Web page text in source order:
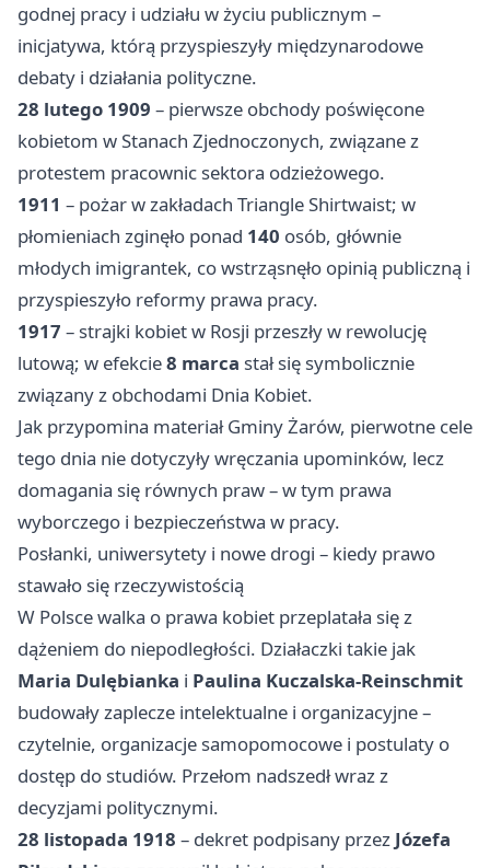
godnej pracy i udziału w życiu publicznym –
inicjatywa, którą przyspieszyły międzynarodowe
debaty i działania polityczne.
28 lutego 1909 – pierwsze obchody poświęcone
kobietom w Stanach Zjednoczonych, związane z
protestem pracownic sektora odzieżowego.
1911 – pożar w zakładach Triangle Shirtwaist; w
płomieniach zginęło ponad 140 osób, głównie
młodych imigrantek, co wstrząsnęło opinią publiczną i
przyspieszyło reformy prawa pracy.
1917 – strajki kobiet w Rosji przeszły w rewolucję
lutową; w efekcie8 marca stał się symbolicznie
związany z obchodami Dnia Kobiet.
Jak przypomina materiał Gminy Żarów, pierwotne cele
tego dnia nie dotyczyły wręczania upominków, lecz
domagania się równych praw – w tym prawa
wyborczego i bezpieczeństwa w pracy.
Posłanki, uniwersytety i nowe drogi – kiedy prawo
stawało się rzeczywistością
W Polsce walka o prawa kobiet przeplatała się z
dążeniem do niepodległości. Działaczki takie jak
Maria Dulębianka i Paulina Kuczalska-Reinschmit
budowały zaplecze intelektualne i organizacyjne –
czytelnie, organizacje samopomocowe i postulaty o
dostęp do studiów. Przełom nadszedł wraz z
decyzjami politycznymi.
28 listopada 1918 – dekret podpisany przez Józefa